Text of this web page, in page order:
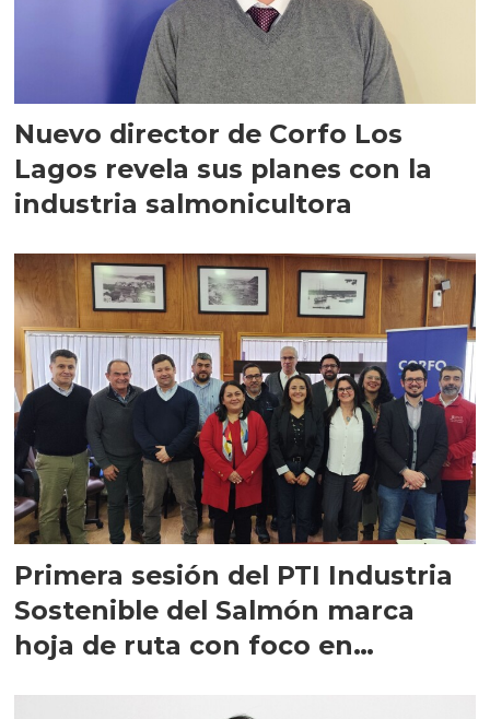
Nuevo director de Corfo Los
Lagos revela sus planes con la
industria salmonicultora
Primera sesión del PTI Industria
Sostenible del Salmón marca
hoja de ruta con foco en